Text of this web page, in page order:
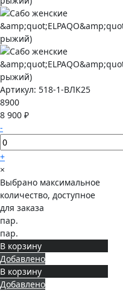
Артикул: 518-1-ВЛК25
8900
8 900 ₽
-
+
×
Выбрано максимальное
количество, доступное
для заказа
пар.
пар.
В корзину
Добавлено
В корзину
Добавлено